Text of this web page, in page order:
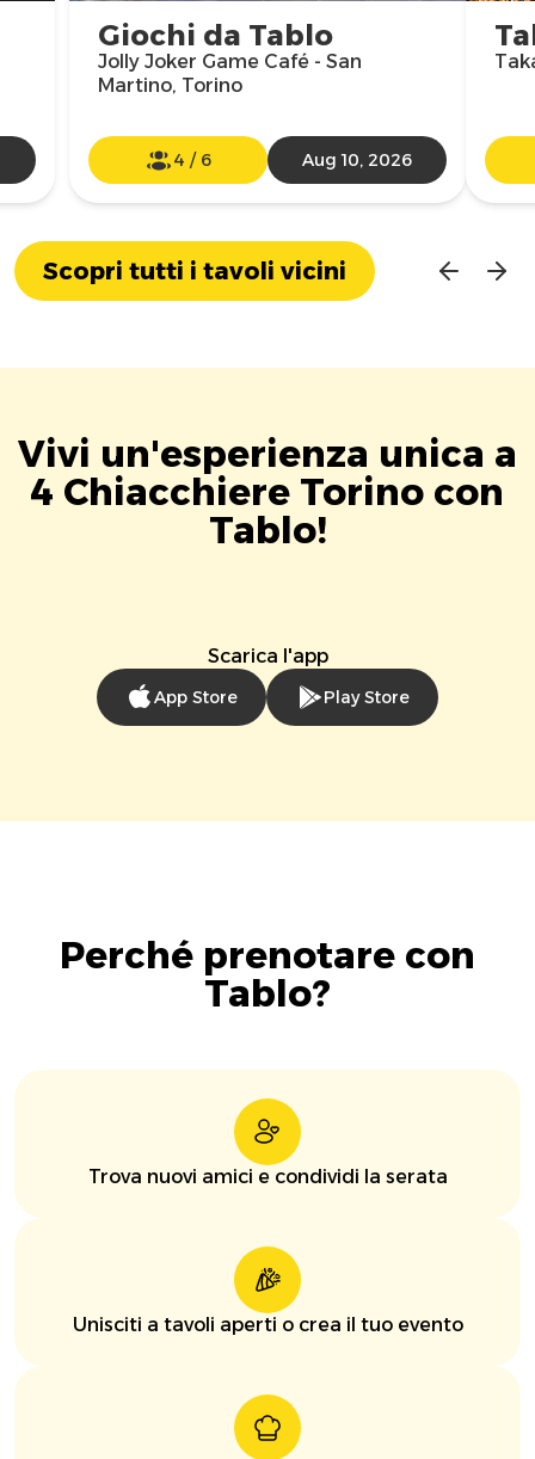
Giochi da Tablo
Jolly Joker Game Café - San
Martino, Torino
4 / 6 Aug 10, 2026
Scopri tutti i tavoli vicini
Vivi un'esperienza unica a
4 Chiacchiere Torino con
Tablo!
Scarica l'app
App Store Play Store
Perché prenotare con
Tablo?
Trova nuovi amici e condividi la serata
Unisciti a tavoli aperti o crea il tuo evento